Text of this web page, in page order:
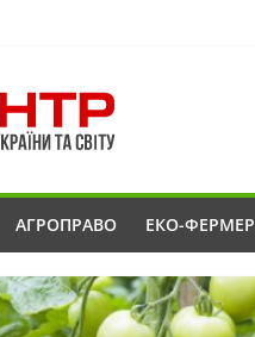
АГРОПРАВО ЕКО-